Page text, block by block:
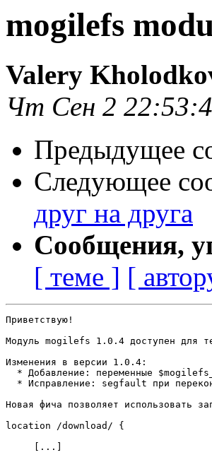
mogilefs
Valery
Чт Сен 2
Предыдущее
Следующее
друг на друга
Сообщения,
[ теме ] [
Приветствую!
Модуль mogilefs 1.0.4 доступен для
Изменения в версии 1.0.4:
* Добавление: переменные
* Исправление: segfault при
Новая фича позволяет использовать
location /download/ {
     [...]